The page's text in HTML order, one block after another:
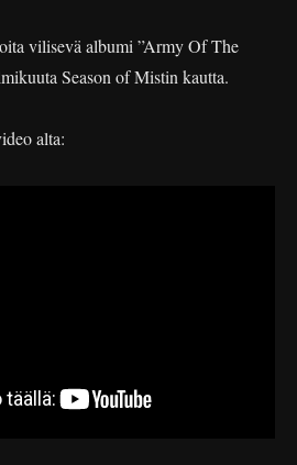
vilisevä albumi ”Army Of The
Season of Mistin kautta.
alta: